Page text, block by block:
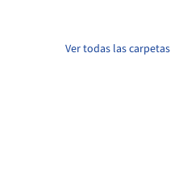
Ver todas las carpetas